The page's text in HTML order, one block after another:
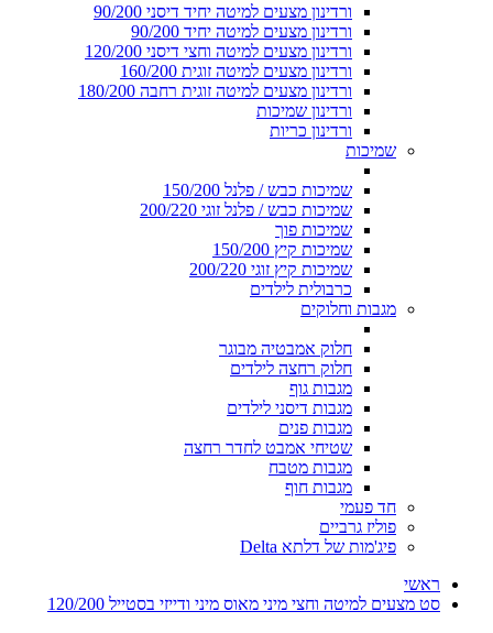
ורדינון מצעים למיטה יחיד דיסני 90/200
ורדינון מצעים למיטה יחיד 90/200
ורדינון מצעים למיטה וחצי דיסני 120/200
ורדינון מצעים למיטה זוגית 160/200
ורדינון מצעים למיטה זוגית רחבה 180/200
ורדינון שמיכות
ורדינון כריות
שמיכות
שמיכות כבש / פלנל 150/200
שמיכות כבש / פלנל זוגי 200/220
שמיכות פוך
שמיכות קיץ 150/200
שמיכות קיץ זוגי 200/220
כרבולית לילדים
מגבות וחלוקים
חלוק אמבטיה מבוגר
חלוק רחצה לילדים
מגבות גוף
מגבות דיסני לילדים
מגבות פנים
שטיחי אמבט לחדר רחצה
מגבות מטבח
מגבות חוף
חד פעמי
פוליז גרביים
פיג'מות של דלתא Delta
ראשי
סט מצעים למיטה וחצי מיני מאוס מיני ודייזי בסטייל 120/200